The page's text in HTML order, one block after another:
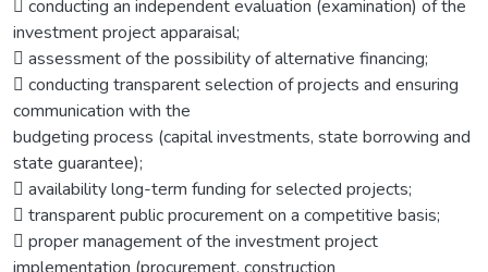
 conducting an independent evaluation (examination) of the
investment project apparaisal;
 assessment of the possibility of alternative financing;
 conducting transparent selection of projects and ensuring
communication with the
budgeting process (capital investments, state borrowing and
state guarantee);
 availability long-term funding for selected projects;
 transparent public procurement on a competitive basis;
 proper management of the investment project